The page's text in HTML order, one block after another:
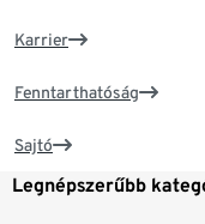
Karrier
Fenntarthatóság
Sajtó
Legnépszerűbb